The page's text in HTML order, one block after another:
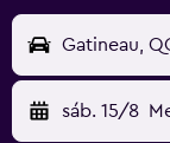
Gatineau,
sáb. 15/8